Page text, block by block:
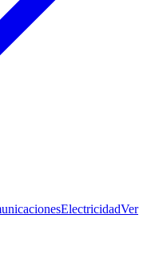
ElectricidadVer